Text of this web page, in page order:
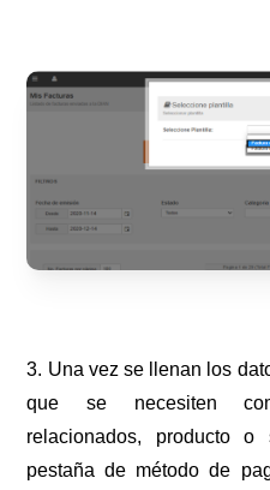
3. Una vez se llenan los
que se necesiten
relacionados, producto
pestaña de método de